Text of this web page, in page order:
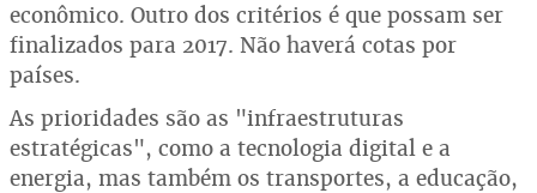
econômico. Outro dos critérios é que possam ser
finalizados para 2017. Não haverá cotas por
países.
As prioridades são as "infraestruturas
estratégicas", como a tecnologia digital e a
energia, mas também os transportes, a educação,